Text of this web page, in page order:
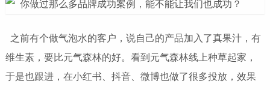
之前有个做气泡水的客户，说自己的产品加入了真果汁，有
维生素，要比元气森林的好。看到元气森林线上种草起家，
于是也跟进，在小红书、抖音、微博也做了很多投放，效果